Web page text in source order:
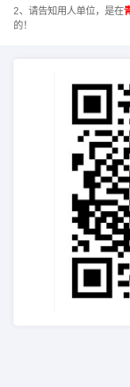
2、请告知用人单位，是在
的！